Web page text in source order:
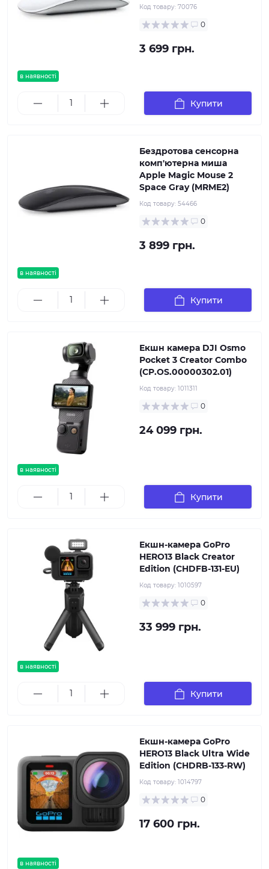
в наявності
Код товару: 70076
0
3 699 грн.
Купити
в наявності
Бездротова сенсорна
комп'ютерна миша
Apple Magic Mouse 2
Space Gray (MRME2)
Код товару: 54466
0
3 899 грн.
Купити
в наявності
Екшн камера DJI Osmo
Pocket 3 Creator Combo
(CP.OS.00000302.01)
Код товару: 1011311
0
24 099 грн.
Купити
в наявності
Екшн-камера GoPro
HERO13 Black Creator
Edition (CHDFB-131-EU)
Код товару: 1010597
0
33 999 грн.
Купити
в наявності
Екшн-камера GoPro
HERO13 Black Ultra Wide
Edition (CHDRB-133-RW)
Код товару: 1014797
0
17 600 грн.